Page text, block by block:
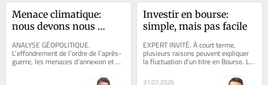
Menace climatique:
nous devons nous
mobiliser comme pour
le secteur de la défense
ANALYSE GÉOPOLITIQUE.
L’effondrement de l’ordre de l’après-
guerre, les menaces d’annexion et
l’intimidation économique des États-
Investir en bourse:
simple, mais pas facile
EXPERT INVITÉ. À court terme,
plusieurs raisons peuvent expliquer
la fluctuation d’un titre en Bourse. La
trimestriels,...
31.07.2026